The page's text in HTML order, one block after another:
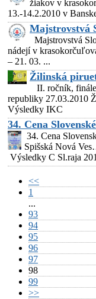
žiakov v
13.-14.2.2010 v
Majstrovstvá
Majstrovstvá
nádejí v
– 21. 03. ...
Žilinská
II. ročník,
republiky
Výsledky IKC
34. Cena
34. Cena
Spišská Nová
Výsledky C Sl.raja
<<
1
...
93
94
95
96
97
98
99
>>